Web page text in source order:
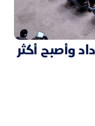
وأصبح أكثر